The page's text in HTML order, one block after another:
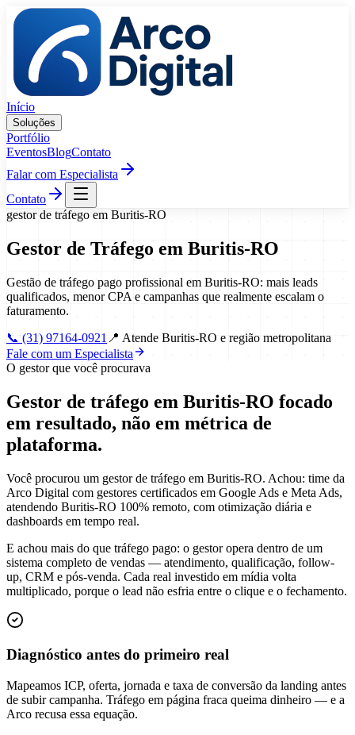
Pular para o conteúdo
Início
Soluções
Portfólio
EventosBlogContato
Falar com Especialista
Contato
gestor de tráfego em Buritis-RO
Gestor de Tráfego em Buritis-RO
Gestão de tráfego pago profissional em Buritis-RO: mais leads
qualificados, menor CPA e campanhas que realmente escalam o
faturamento.
📞 (31) 97164-0921 📍 Atende Buritis-RO e região metropolitana
Fale com um Especialista
O gestor que você procurava
Gestor de tráfego em Buritis-RO focado
em resultado, não em métrica de
plataforma.
Você procurou um gestor de tráfego em Buritis-RO. Achou: time da
Arco Digital com gestores certificados em Google Ads e Meta Ads,
atendendo Buritis-RO 100% remoto, com otimização diária e
dashboards em tempo real.
E achou mais do que tráfego pago: o gestor opera dentro de um
sistema completo de vendas — atendimento, qualificação, follow-
up, CRM e pós-venda. Cada real investido em mídia volta
multiplicado, porque o lead não esfria entre o clique e o fechamento.
Diagnóstico antes do primeiro real
Mapeamos ICP, oferta, jornada e taxa de conversão da landing antes
de subir campanha. Tráfego em página fraca queima dinheiro — e a
Arco recusa essa equação.